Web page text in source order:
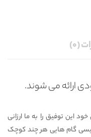
(0)
ارائه می شوند.
این توفیق را به ما ارزانی
گام هایی هر چند کوچک